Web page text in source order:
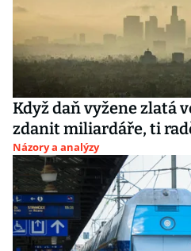
Když daň vyžene zlatá
zdanit miliardáře, ti
Názory a analýzy